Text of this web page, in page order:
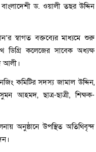
বাংলাদেশী ড. ওয়ালী তছর উদ্দিন
স্বাগত বক্তব্যের মাধ্যমে শুরু
ডিগ্রি কলেজের সাবেক অধ্যক্ষ
আলী।
কমিটির সদস্য জামাল উদ্দিন,
আহমদ, ছাত্র-ছাত্রী, শিক্ষক-
অনুষ্ঠানে উপস্থিত অতিথিবৃন্দ